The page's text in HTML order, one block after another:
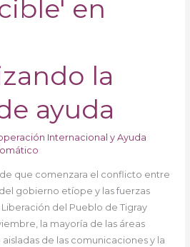
en
la
ayuda
Internacional y Ayuda
de que comenzara el conflicto entre
gobierno etíope y las fuerzas
del Pueblo de Tigray
la mayoría de las áreas
de las comunicaciones y la